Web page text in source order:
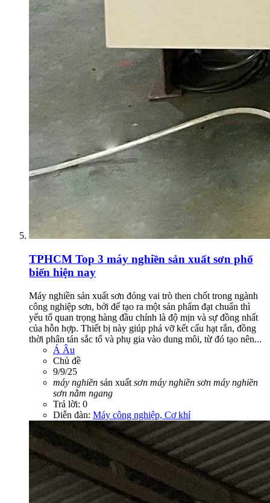
TPHCM Top 3 máy nghiền sản xuất sơn phổ
biến hiện nay
Máy nghiền sản xuất sơn đóng vai trò then chốt trong ngành
công nghiệp sơn, bởi để tạo ra một sản phẩm đạt chuẩn thì
yếu tố quan trọng hàng đầu chính là độ mịn và sự đồng nhất
của hỗn hợp. Thiết bị này giúp phá vỡ kết cấu hạt rắn, đồng
thời phân tán sắc tố và phụ gia vào dung môi, từ đó tạo nên...
Á Âu
Chủ đề
9/9/25
máy nghiền sản xuất sơn máy nghiền sơn máy nghiền
sơn nằm ngang
Trả lời: 0
Diễn đàn: Máy công nghiệp, Cơ khí